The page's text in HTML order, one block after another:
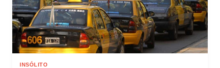
INSÓLITO